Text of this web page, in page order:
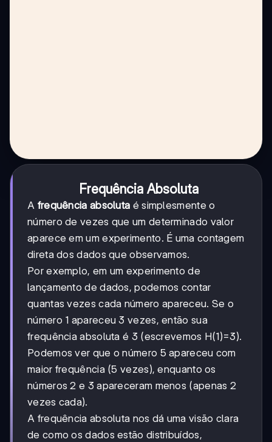
Frequência Absoluta
A frequência absoluta é simplesmente o
número de vezes que um determinado valor
aparece em um experimento. É uma contagem
direta dos dados que observamos.
Por exemplo, em um experimento de
lançamento de dados, podemos contar
quantas vezes cada número apareceu. Se o
número 1 apareceu 3 vezes, então sua
frequência absoluta é 3 (escrevemos H(1)=3).
Podemos ver que o número 5 apareceu com
maior frequência (5 vezes), enquanto os
números 2 e 3 apareceram menos (apenas 2
vezes cada).
A frequência absoluta nos dá uma visão clara
de como os dados estão distribuídos,